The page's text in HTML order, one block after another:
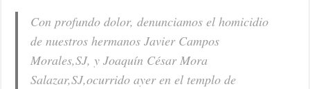
Con profundo dolor, denunciamos el homicidio
de nuestros hermanos Javier Campos
Morales,SJ, y Joaquín César Mora
Salazar,SJ,ocurrido ayer en el templo de